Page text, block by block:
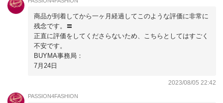
「全て嘘です。残念な気分です。」
と言われて、汚れている商品をこのまま購入するかかなり迷
いましたが、返品や交換をスムーズにしてもらえないと悟
り、これ以上トラブルが続くのは怖いので評価しました。
箱付きではないし、保管状況が悪かったのかなと思います。
商品が到着してから一ヶ月経過してこのような評価に非常に
残念です。〓
正直に評価をしてくださらないため、こちらとしてはすごく
不安です。
BUYMA事務局：
7月24日
2023/08/05 22:42
PASSION4FASHION